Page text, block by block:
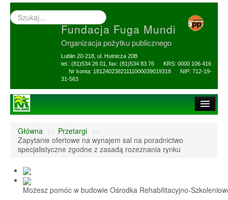
Wyszukiwarka
–
Fundacja Fuga Mundi
Organizacja pożytku publicznego
Lublin 20-218, ul. Hutnicza 20B
tel.: (81)534 26 01, fax: (81)534 83 76 KRS: 0000 106 416
Nr konta: 18124023821111000039019318 NIP: 712-19-
31-563
O Fundacji
Nasi Beneficjenci
Ośrodek Reh-Szkol
Główna >> Przetargi >>
Zapytanie ofertowe na wynajem sal na poradnictwo
specjalistyczne zgodne z zasadą rozeznania rynku
Możesz pomóc w budowie Ośrodka Rehabilitacyjno-